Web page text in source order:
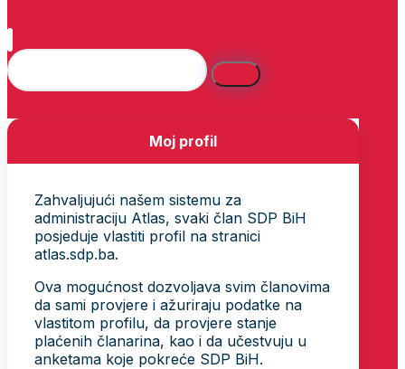
Moj profil
Zahvaljujući našem sistemu za
administraciju Atlas, svaki član SDP BiH
posjeduje vlastiti profil na stranici
atlas.sdp.ba.
Ova mogućnost dozvoljava svim članovima
da sami provjere i ažuriraju podatke na
vlastitom profilu, da provjere stanje
plaćenih članarina, kao i da učestvuju u
anketama koje pokreće SDP BiH.